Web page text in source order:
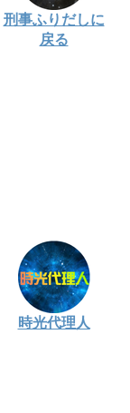
刑事ふりだしに
戻る
時光代理人